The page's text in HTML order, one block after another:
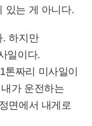
있는 게 아니다.
. 하지만
일이다.
짜리 미사일이
가 운전하는
면에서 내게로